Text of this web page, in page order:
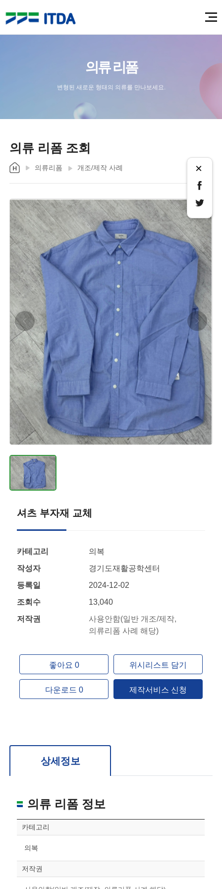
의류 리폼
변형된 새로운 형태의 의류를 만나보세요.
의류 리폼 조회
의류리폼 개조/제작 사례 ×
셔츠 부자재 교체
카테고리
의복
작성자
경기도재활공학센터
등록일
2024-12-02
조회수
13,040
저작권
사용안함(일반 개조/제작,
의류리폼 사례 해당)
좋아요 0 위시리스트 담기
다운로드 0 제작서비스 신청
상세정보
의류 리폼 정보
카테고리
의복
저작권